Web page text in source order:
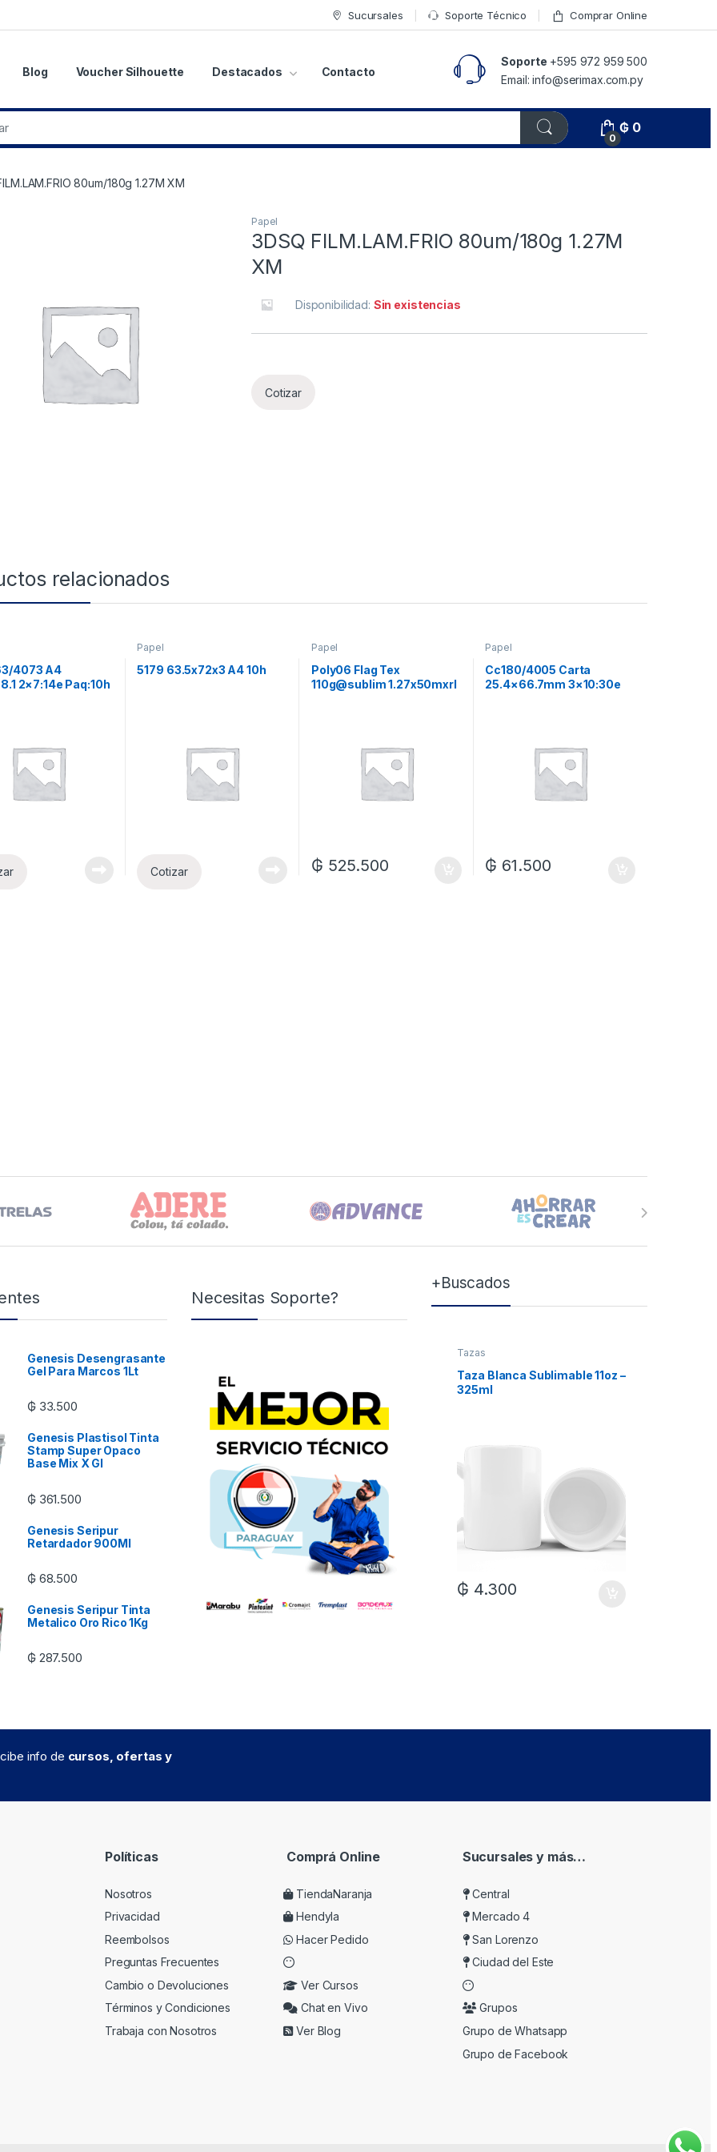
Sucursales Soporte Técnico Comprar Online
Blog Voucher Silhouette Destacados Contacto
Soporte +595 972 959 500
Email: info@serimax.com.py
0
₲ 0
80um/180g 1.27M XM
Papel
3DSQ FILM.LAM.FRIO 80um/180g 1.27M
XM
Disponibilidad: Sin existencias
Cotizar
relacionados
4073 A4
2×7:14e Paq:10h
Papel
5179 63.5x72x3 A4 10h
Cotizar
Papel
Poly06 Flag Tex
110g@sublim 1.27x50mxrl
₲ 525.500
Papel
Cc180/4005 Carta
25.4×66.7mm 3×10:30e
₲ 61.500
Genesis Desengrasante
Gel Para Marcos 1Lt
₲ 33.500
Genesis Plastisol Tinta
Stamp Super Opaco
Base Mix X Gl
₲ 361.500
Genesis Seripur
Retardador 900Ml
₲ 68.500
Genesis Seripur Tinta
Metalico Oro Rico 1Kg
₲ 287.500
Necesitas Soporte?
+Buscados
Tazas
Taza Blanca Sublimable 11oz –
325ml
₲ 4.300
info de cursos, ofertas y
Políticas
Nosotros
Privacidad
Reembolsos
Preguntas Frecuentes
Cambio o Devoluciones
Términos y Condiciones
Trabaja con Nosotros
Comprá Online
TiendaNaranja
Hendyla
Hacer Pedido
Ver Cursos
Chat en Vivo
Ver Blog
Sucursales y más…
Central
Mercado 4
San Lorenzo
Ciudad del Este
Grupos
Grupo de Whatsapp
Grupo de Facebook